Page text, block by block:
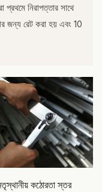
নিরাপত্তার সাথে
জন্য রেট করা হয় এবং 10
কঠোরতা স্তর